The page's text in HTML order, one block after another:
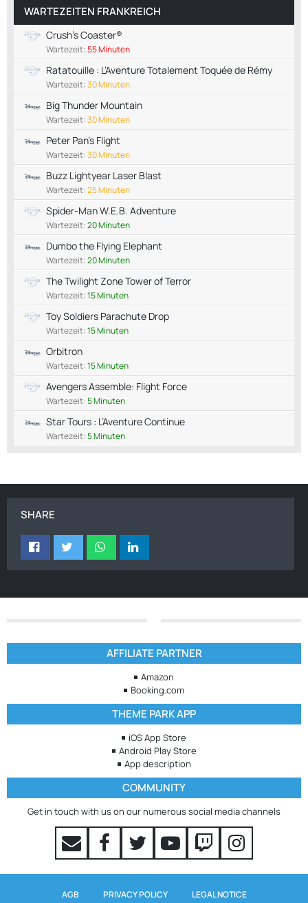
WARTEZEITEN FRANKREICH
Crush's Coaster®
Wartezeit:55 Minuten
Ratatouille : L’Aventure Totalement Toquée de Rémy
Wartezeit:30 Minuten
Big Thunder Mountain
Wartezeit:30 Minuten
Peter Pan's Flight
Wartezeit:30 Minuten
Buzz Lightyear Laser Blast
Wartezeit:25 Minuten
Spider-Man W.E.B. Adventure
Wartezeit:20 Minuten
Dumbo the Flying Elephant
Wartezeit:20 Minuten
The Twilight Zone Tower of Terror
Wartezeit:15 Minuten
Toy Soldiers Parachute Drop
Wartezeit:15 Minuten
Orbitron
Wartezeit:15 Minuten
Avengers Assemble: Flight Force
Wartezeit:5 Minuten
Star Tours : L’Aventure Continue
Wartezeit:5 Minuten
SHARE
AFFILIATE PARTNER
Amazon
Booking.com
THEME PARK APP
iOS App Store
Android Play Store
App description
COMMUNITY
Get in touch with us on our numerous social media channels
AGB PRIVACY POLICY LEGAL NOTICE